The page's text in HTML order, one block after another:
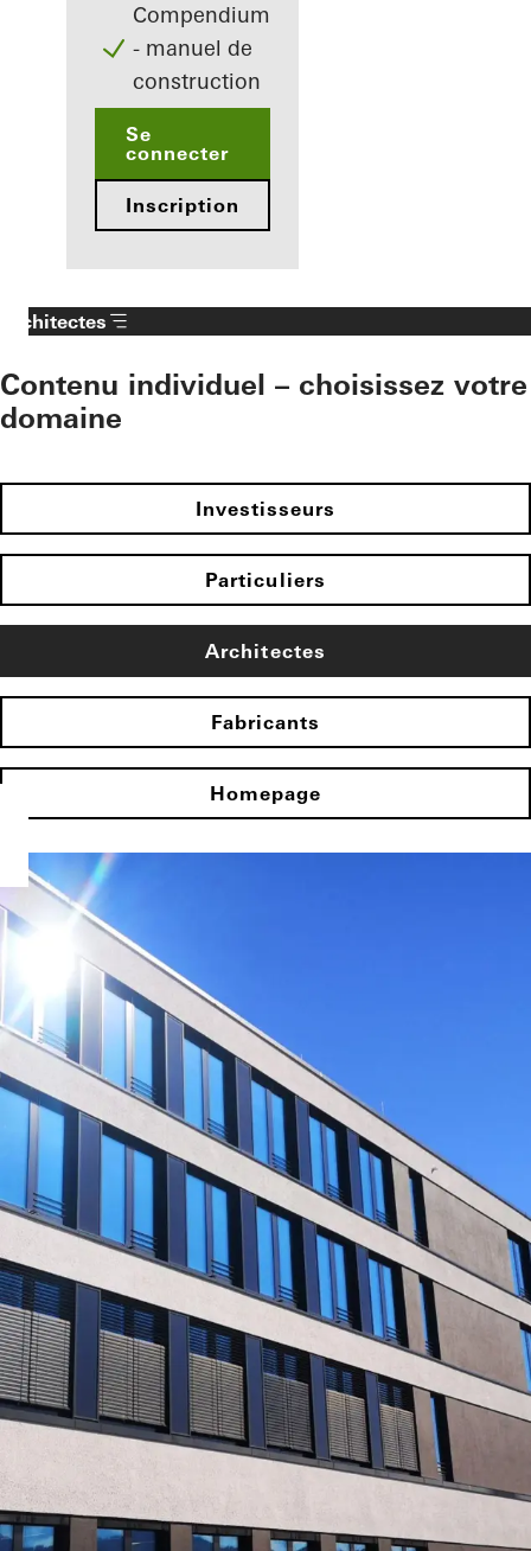
Compendium
- manuel de
construction
Se
connecter
Inscription
Architectes
Contenu individuel – choisissez votre
domaine
Investisseurs
Particuliers
Architectes
Fabricants
Homepage